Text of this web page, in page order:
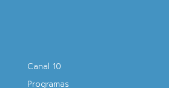
Canal 10
Programas